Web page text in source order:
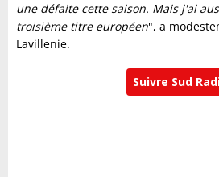
une défaite cette saison. Mais j'ai
troisième titre européen", a
Lavillenie.
Suivre Sud